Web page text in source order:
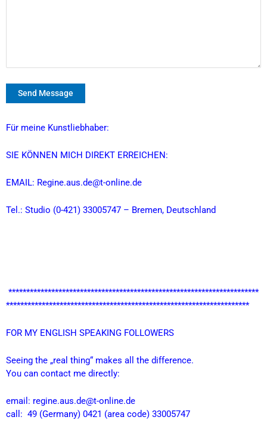
Für meine Kunstliebhaber:
SIE KÖNNEN MICH DIREKT ERREICHEN:
EMAIL: Regine.aus.de@t-online.de
Tel.: Studio (0-421) 33005747 – Bremen, Deutschland
**********************************************************************
********************************************************************
FOR MY ENGLISH SPEAKING FOLLOWERS
Seeing the „real thing“ makes all the difference.
You can contact me directly:
email: regine.aus.de@t-online.de
call: 49 (Germany) 0421 (area code) 33005747